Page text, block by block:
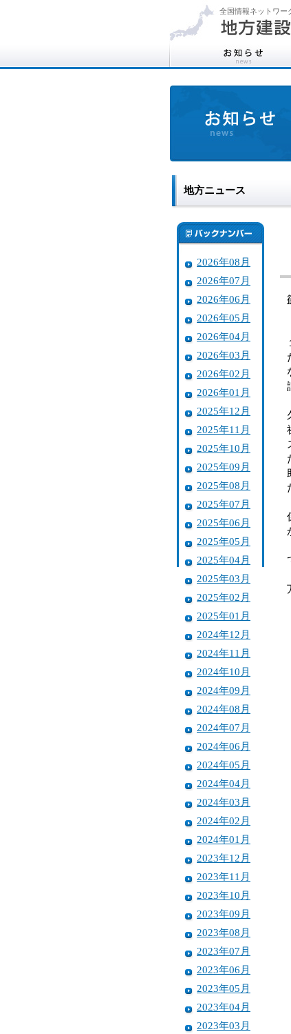
全国情報ネットワー
地方ニュース
2026年08月
2026年07月
2026年06月
2026年05月
2026年04月
2026年03月
2026年02月
2026年01月
2025年12月
2025年11月
2025年10月
2025年09月
2025年08月
2025年07月
2025年06月
2025年05月
2025年04月
2025年03月
2025年02月
2025年01月
2024年12月
2024年11月
2024年10月
2024年09月
2024年08月
2024年07月
2024年06月
2024年05月
2024年04月
2024年03月
2024年02月
2024年01月
2023年12月
2023年11月
2023年10月
2023年09月
2023年08月
2023年07月
2023年06月
2023年05月
2023年04月
2023年03月